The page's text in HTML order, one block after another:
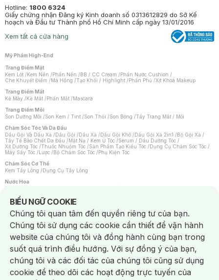
Hotline: 1800 6324
Giấy chứng nhận Đăng ký Kinh doanh số 0313612829 do Sở Kế
hoạch và Đầu tư Thành phố Hồ Chí Minh cấp ngày 13/01/2016
Xem tất cả cửa hàng
Mỹ Phẩm High-End
Trang Điểm Mặt
Kem Lót /Kem Nền /Phấn Nền /BB / CC Cream /Phấn Nước Cushion /
Che Khuyết Điểm /Má Hồng /Tạo Khối / Highlight /Phấn Phủ /Xịt Khoá Makeup
Trang Điểm Mắt
Kẻ Mày /Kẻ Mắt /Phấn Mắt /Mascara
Trang Điểm Môi
Son Dưỡng Môi /Son Kem / Tint /Son Thỏi /Son Bóng /Tẩy Trang Mắt / Môi
Chăm Sóc Tóc Và Da Đầu
Dầu Gội Và Dầu Xả /Dầu Gội /Dầu Xả /Dầu Gội Khô /Dầu Gội Xả 2in1 /Bộ Gội Xả /
Tẩy Tế Bào Chết Da Đầu /Mặt Nạ / Kem Ủ Tóc /Serum / Dầu Dưỡng Tóc /
Xịt Dưỡng Tóc /Thuốc Nhuộm Tóc /Sản Phẩm Tạo Kiểu Tóc /Dụng Cụ Chăm Sóc Tóc /
Máy Sấy Tóc /Lược /Bộ Chăm Sóc Tóc /Phụ Kiện Tóc
Chăm Sóc Cơ Thể
Kem Tẩy Lông /Dụng Cụ Tẩy Lông
Nước Hoa
Nước Hoa Nữ
Chăm Sóc Cá Nhân
Chống Muỗi /Khẩu Trang /Máy Massage/Mặt Nạ Xông Hơi /Nước Rửa Tay/
Sản Phẩm Chăm Sóc Khác /Bàn Chải Đánh Răng /Bàn Chải Điện/
Hỗ Trợ Trắng Răng/Kem Đánh Răng /Máy Tăm Nước/ Nước Súc Miệng/
Tăm / Chỉ Nha Khoa/ Xịt Thơm Miệng / Dung Dịch Vệ Sinh/Dưỡng Vùng Kín/
Khăn Ướt Vệ Sinh Vùng Kín/Băng Vệ Sinh/Tampon/Bọt Cạo Râu /Dao Cạo Râu/
Máy Cạo Râu
Vấn Đề Về Da
Da Dầu / Lỗ Chân Lông To/ Da Khô / Mất Nước/ Da Lão Hóa/ Da Mụn/
Da Nhạy Cảm / Kích Ứng
Da Xỉn Màu Thâm / Nám / Tàn Nhang
Quầng Thâm & Bọng Mắt /Sẹo /Viêm Da Cơ Địa
BIỂU NGỮ COOKIE
Notice about cookies usage
Chúng tôi quan tâm đến quyền riêng tư của bạn.
Chúng tôi sử dụng các cookie cần thiết để vận hành
website của chúng tôi và đồng hành cùng bạn trong
suốt quá trình điều hướng. Với sự đồng ý của bạn,
chúng tôi và các đối tác của chúng tôi cũng sử dụng
cookie để theo dõi các hoạt động trực tuyến của